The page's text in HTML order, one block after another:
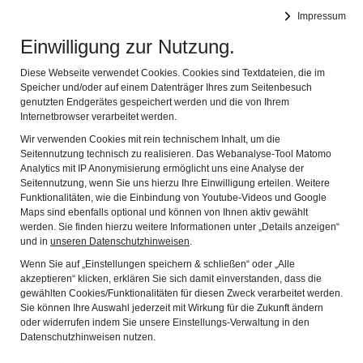
Impressum
Einwilligung zur Nutzung.
Diese Webseite verwendet Cookies. Cookies sind Textdateien, die im
Speicher und/oder auf einem Datenträger Ihres zum Seitenbesuch
genutzten Endgerätes gespeichert werden und die von Ihrem
Internetbrowser verarbeitet werden.
Wir verwenden Cookies mit rein technischem Inhalt, um die
Seitennutzung technisch zu realisieren. Das Webanalyse-Tool Matomo
Analytics mit IP Anonymisierung ermöglicht uns eine Analyse der
Seitennutzung, wenn Sie uns hierzu Ihre Einwilligung erteilen. Weitere
Funktionalitäten, wie die Einbindung von Youtube-Videos und Google
Maps sind ebenfalls optional und können von Ihnen aktiv gewählt
werden. Sie finden hierzu weitere Informationen unter „Details anzeigen“
und in unseren Datenschutzhinweisen.
Wenn Sie auf „Einstellungen speichern & schließen“ oder „Alle
akzeptieren“ klicken, erklären Sie sich damit einverstanden, dass die
gewählten Cookies/Funktionalitäten für diesen Zweck verarbeitet werden.
Sie können Ihre Auswahl jederzeit mit Wirkung für die Zukunft ändern
oder widerrufen indem Sie unsere Einstellungs-Verwaltung in den
Datenschutzhinweisen nutzen.
Spessartmuseum
Energie